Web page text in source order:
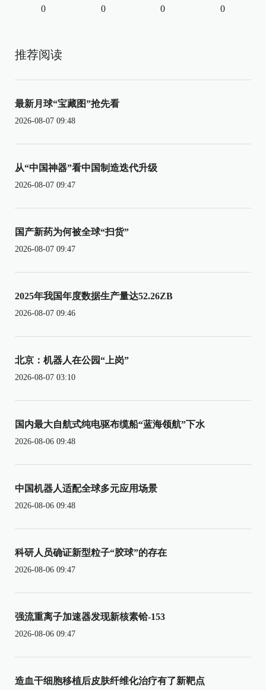
0 0 0 0
推荐阅读
最新月球“宝藏图”抢先看
2026-08-07 09:48
从“中国神器”看中国制造迭代升级
2026-08-07 09:47
国产新药为何被全球“扫货”
2026-08-07 09:47
2025年我国年度数据生产量达52.26ZB
2026-08-07 09:46
北京：机器人在公园“上岗”
2026-08-07 03:10
国内最大自航式纯电驱布缆船“蓝海领航”下水
2026-08-06 09:48
中国机器人适配全球多元应用场景
2026-08-06 09:48
科研人员确证新型粒子“胶球”的存在
2026-08-06 09:47
强流重离子加速器发现新核素铪-153
2026-08-06 09:47
造血干细胞移植后皮肤纤维化治疗有了新靶点